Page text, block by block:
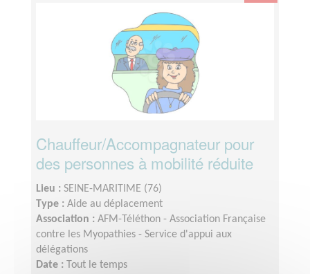
Chauffeur/Accompagnateur pour
des personnes à mobilité réduite
Lieu : SEINE-MARITIME (76)
Type : Aide au déplacement
Association : AFM-Téléthon - Association Française
contre les Myopathies - Service d'appui aux
délégations
Date :
Tout le temps